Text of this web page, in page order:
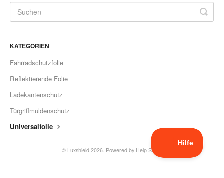
KATEGORIEN
Fahrradschutzfolie
Reflektierende Folie
Ladekantenschutz
Türgriffmuldenschutz
Universalfolie
© Luxshield 2026. Powered by Help Scout